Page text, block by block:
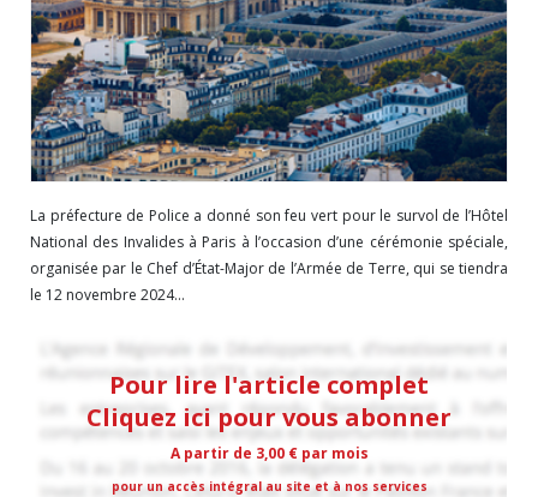
La préfecture de Police a donné son feu vert pour le survol de l’Hôtel
National des Invalides à Paris à l’occasion d’une cérémonie spéciale,
organisée par le Chef d’État-Major de l’Armée de Terre, qui se tiendra
le 12 novembre 2024...
Pour lire l'article complet
Cliquez ici pour vous abonner
A partir de 3,00 € par mois
pour un accès intégral au site et à nos services